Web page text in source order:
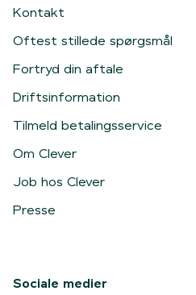
Kontakt
Oftest stillede spørgsmål
Fortryd din aftale
Driftsinformation
Tilmeld betalingsservice
Om Clever
Job hos Clever
Presse
Sociale medier